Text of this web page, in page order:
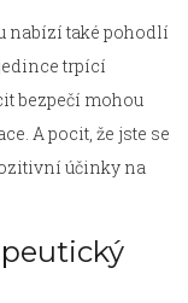
nabízí také pohodlí
trpící
bezpečí mohou
A pocit, že jste se
účinky na